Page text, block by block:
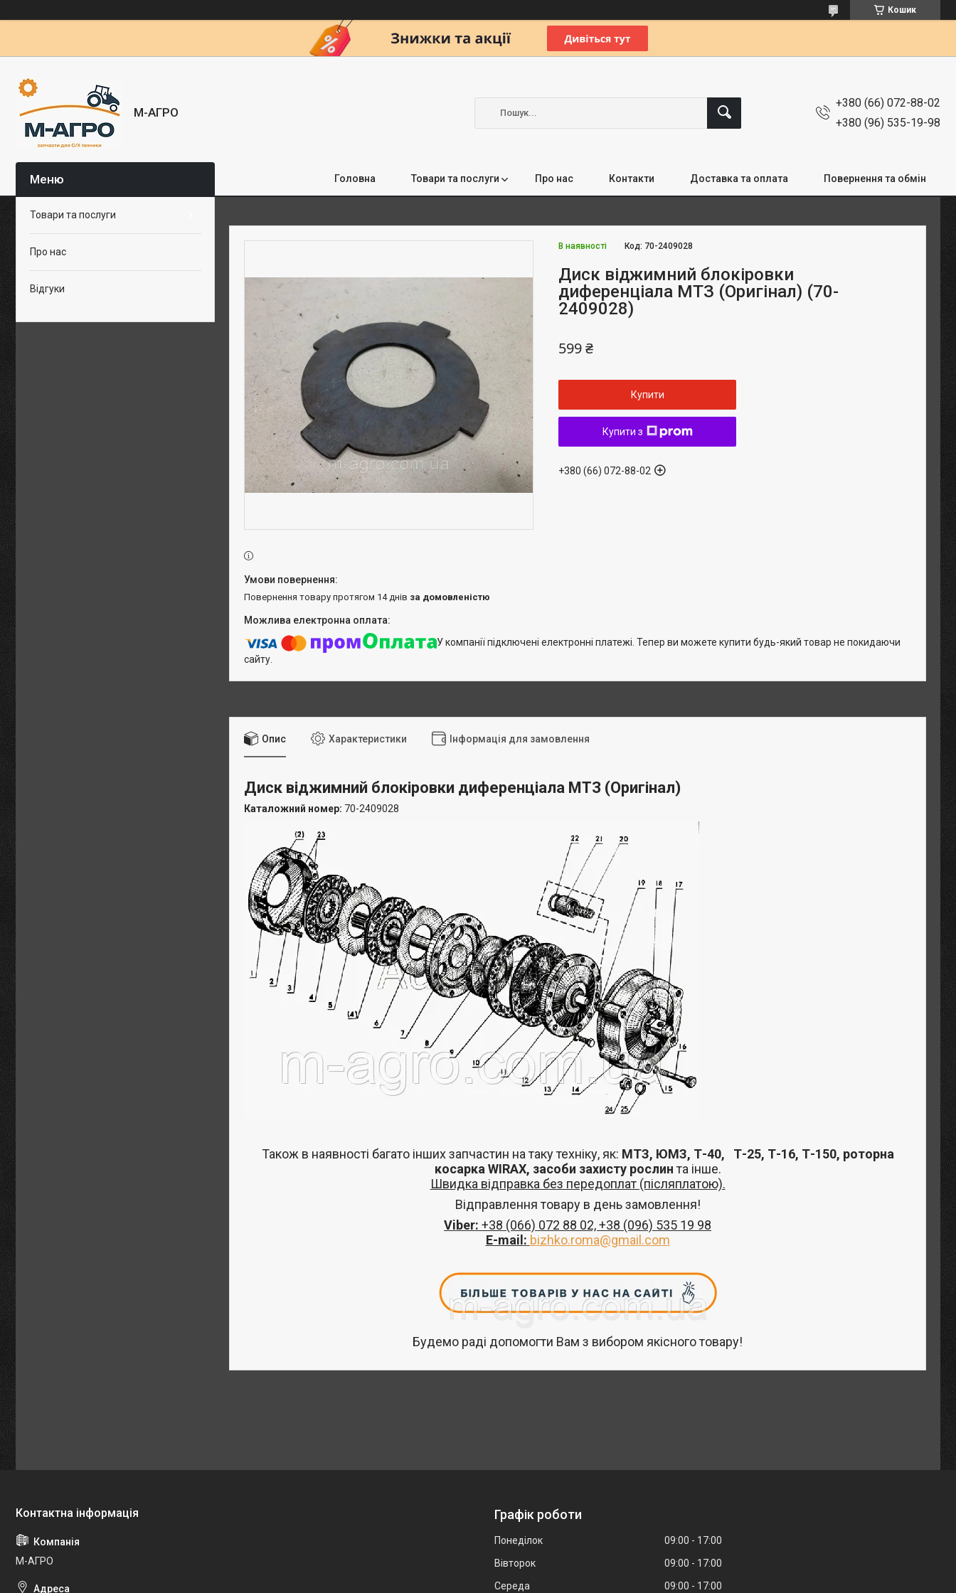
Кошик
М-АГРО
+380 (66) 072-88-02
+380 (96) 535-19-98
Головна Товари та послуги Про нас Контакти Доставка та оплата Повернення та обмін
В наявності Код: 70-2409028
Диск віджимний блокіровки
диференціала МТЗ (Оригінал) (70-
2409028)
599 ₴
Купити
Купити з
+380 (66) 072-88-02
повернення товару протягом 14 днів за домовленістю
У компанії підключені електронні платежі. Тепер ви можете купити будь-який товар не покидаючи
сайту.
Опис Характеристики Інформація для замовлення
Диск віджимний блокіровки диференціала МТЗ (Оригінал)
Каталожний номер: 70-2409028
Також в наявності багато інших запчастин на таку техніку, як: МТЗ, ЮМЗ, Т-40,
Т-25, Т-16, Т-150, роторна
косаркаWIRAX, засоби захисту рослинта інше.
Швидка відправка без передоплат (післяплатою).
Відправлення товару в день замовлення!
Viber: +38 (066) 072 88 02,+38 (096) 535 19 98
E-mail : bizhko.roma@gmail.com
Будемо раді допомогти Вам з вибором якісного товару!
Товари та послуги
Про нас
Відгуки
М-АГРО
Графік роботи
Понеділок 09:00
17:00
Вівторок
09:00
17:00
Середа
09:00 17:00